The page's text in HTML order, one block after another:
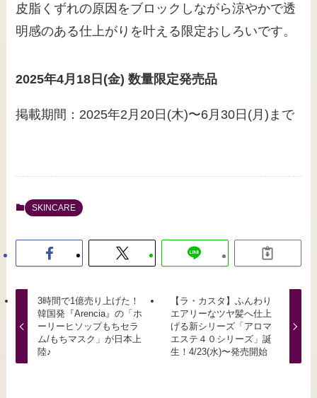
皮脂くずれの原因をブロックしながら涼やかで透
明感のある仕上がりを叶える限定おしろいです。
2025年4月18日(金) 数量限定発売品
掲載期間：2025年2月20日(木)〜6月30日(月)まで
SKINCARE
3時間で1億売り上げた！
韓国発『Arencia』の「ホ
ーリーヒソップもちセラ
ム/もちマスク」が日本上
陸♪
【ラ・カスタ】ふんわり
エアリーなツヤ髪へ仕上
げる新シリーズ「アロマ
エステ４０シリーズ」誕
生！4/23(水)〜発売開始